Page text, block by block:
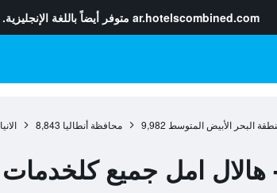
ar.hotelscombined.com متوفر أيضاً باللغة الإنجليزية.
البحر الأبيض المتوسط 9,982 محافظة أنطاليا 8,843 الانيا
- هالال امل جميع كلخدمات